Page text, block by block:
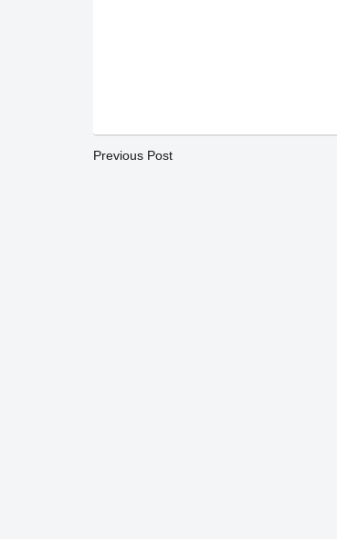
Previous Post